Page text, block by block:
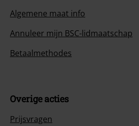
Algemene maat info
Annuleer mijn BSC-lidmaatschap
Betaalmethodes
Overige acties
Prijsvragen